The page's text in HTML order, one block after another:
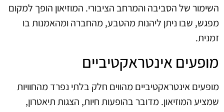
השימור של הסביבה והמרחב הציבורי. המוזיאון הופך למקום
מפגש, שבו ניתן ליהנות מהטבע, מהחברה ומהאמנות בו
זמנית.
מופעים אינטראקטיביים
מופעים אינטראקטיביים מהווים חלק בלתי נפרד מהחוויות
שמציע המוזיאון. מדובר בהופעות חיות, הצגות תיאטרון,